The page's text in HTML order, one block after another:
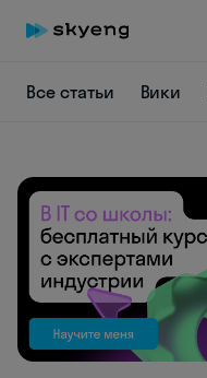
Все статьи Вики
Skyeng Chat
online